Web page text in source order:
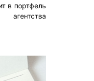
в портфель